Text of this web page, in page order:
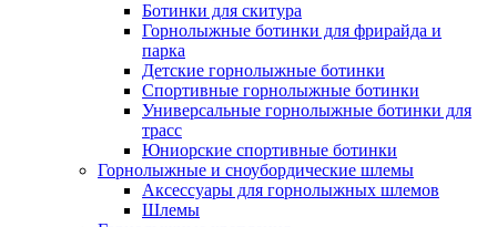
Ботинки для скитура
Горнолыжные ботинки для фрирайда и
парка
Детские горнолыжные ботинки
Спортивные горнолыжные ботинки
Универсальные горнолыжные ботинки для
трасс
Юниорские спортивные ботинки
Горнолыжные и сноубордические шлемы
Аксессуары для горнолыжных шлемов
Шлемы